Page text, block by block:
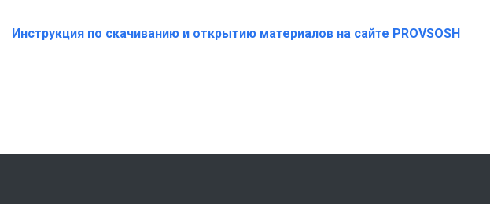
Инструкция по скачиванию и открытию материалов на сайте PROVSOSH